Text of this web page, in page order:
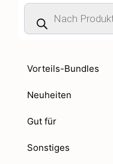
Products
search
Vorteils-Bundles
Neuheiten
Gut für
Sonstiges